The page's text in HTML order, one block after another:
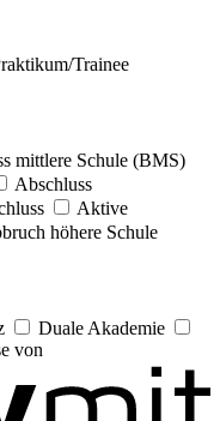
Trainee
mittlere Schule (BMS)
Abschluss
Aktive
höhere Schule
Duale Akademie
von